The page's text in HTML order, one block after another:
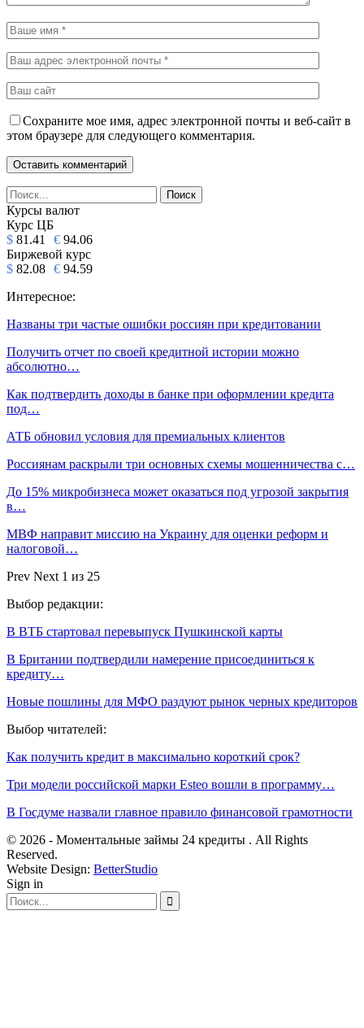
Сохраните мое имя, адрес электронной почты и веб-сайт в
этом браузере для следующего комментария.
Курсы валют
Курс ЦБ
$ 81.41 € 94.06
Биржевой курс
$ 82.08 € 94.59
Интересное:
Названы три частые ошибки россиян при кредитовании
Получить отчет по своей кредитной истории можно
абсолютно…
Как подтвердить доходы в банке при оформлении кредита
под…
АТБ обновил условия для премиальных клиентов
Россиянам раскрыли три основных схемы мошенничества с…
До 15% микробизнеса может оказаться под угрозой закрытия
в…
МВФ направит миссию на Украину для оценки реформ и
налоговой…
Prev Next 1 из 25
Выбор редакции:
В ВТБ стартовал перевыпуск Пушкинской карты
В Британии подтвердили намерение присоединиться к
кредиту…
Новые пошлины для МФО раздуют рынок черных кредиторов
Выбор читателей:
Как получить кредит в максимально короткий срок?
Три модели российской марки Esteo вошли в программу…
В Госдуме назвали главное правило финансовой грамотности
© 2026 - Моментальные займы 24 кредиты . All Rights
Reserved.
Website Design: BetterStudio
Sign in